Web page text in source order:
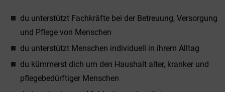
du unterstützt Fachkräfte bei der Betreuung, Versorgung
und Pflege von Menschen
du unterstützt Menschen individuell in ihrem Alltag
du kümmerst dich um den Haushalt alter, kranker und
pflegebedürftiger Menschen